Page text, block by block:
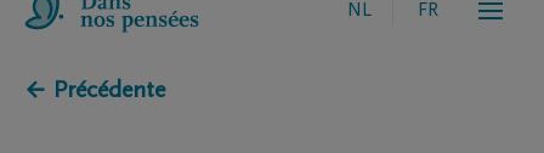
NL FR
← Précédente